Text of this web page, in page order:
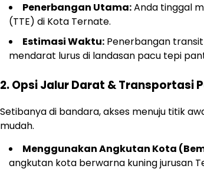
Penerbangan Utama:Anda tinggal
(TTE) di Kota Ternate.
Estimasi Waktu: Penerbangan
mendarat lurus di landasan pacu tepi
2. Opsi Jalur Darat & Transportasi
Setibanya di bandara, akses menuju titik
mudah.
Menggunakan Angkutan Kota
angkutan kota berwarna kuning jurusan